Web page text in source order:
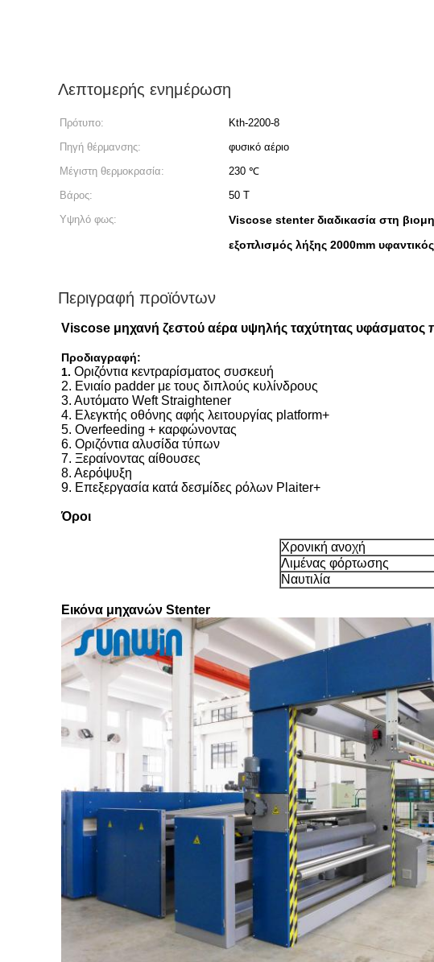
Λεπτομερής ενημέρωση
Πρότυπο: Kth-2200-8
Πηγή θέρμανσης:
φυσικό αέριο
Μέγιστη θερμοκρασία:
230 ℃
Βάρος:
50 Τ
Υψηλό φως:
Viscose stenter διαδικασία στη
εξοπλισμός λήξης 2000mm υφαντικός
Περιγραφή προϊόντων
Viscose μηχανή ζεστού αέρα υψηλής ταχύτητας υφάσματος
Προδιαγραφή:
1. Οριζόντια κεντραρίσματος συσκευή
2. Ενιαίο padder με τους διπλούς κυλίνδρους
3. Αυτόματο Weft Straightener
4. Ελεγκτής οθόνης αφής λειτουργίας platform+
5. Overfeeding + καρφώνοντας
6. Οριζόντια αλυσίδα τύπων
7. Ξεραίνοντας αίθουσες
8. Αερόψυξη
9. Επεξεργασία κατά δεσμίδες ρόλων Plaiter+
Όροι
Χρονική ανοχή
Λιμένας φόρτωσης
Ναυτιλία
Εικόνα μηχανών Stenter